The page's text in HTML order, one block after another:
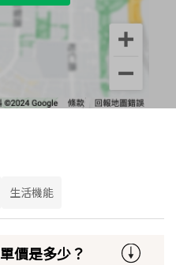
生活機能
價是多少？